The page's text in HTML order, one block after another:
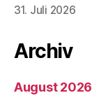
31. Juli 2026
Archiv
August 2026